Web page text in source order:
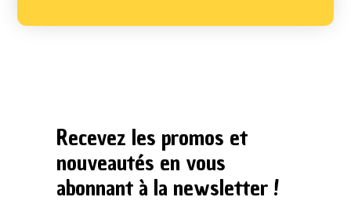
Recevez les promos et
nouveautés en vous
abonnant à la newsletter !